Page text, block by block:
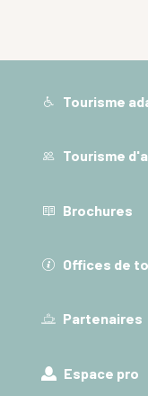
Tourisme
Tourisme
Brochures
Offices de
Partenaires
Espace pro